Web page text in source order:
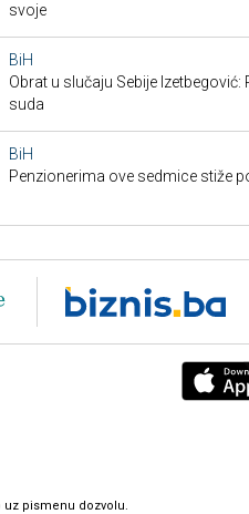
svoje
BiH
Obrat u slučaju Sebije
suda
BiH
Penzionerima ove sedmice stiže
uz pismenu dozvolu.